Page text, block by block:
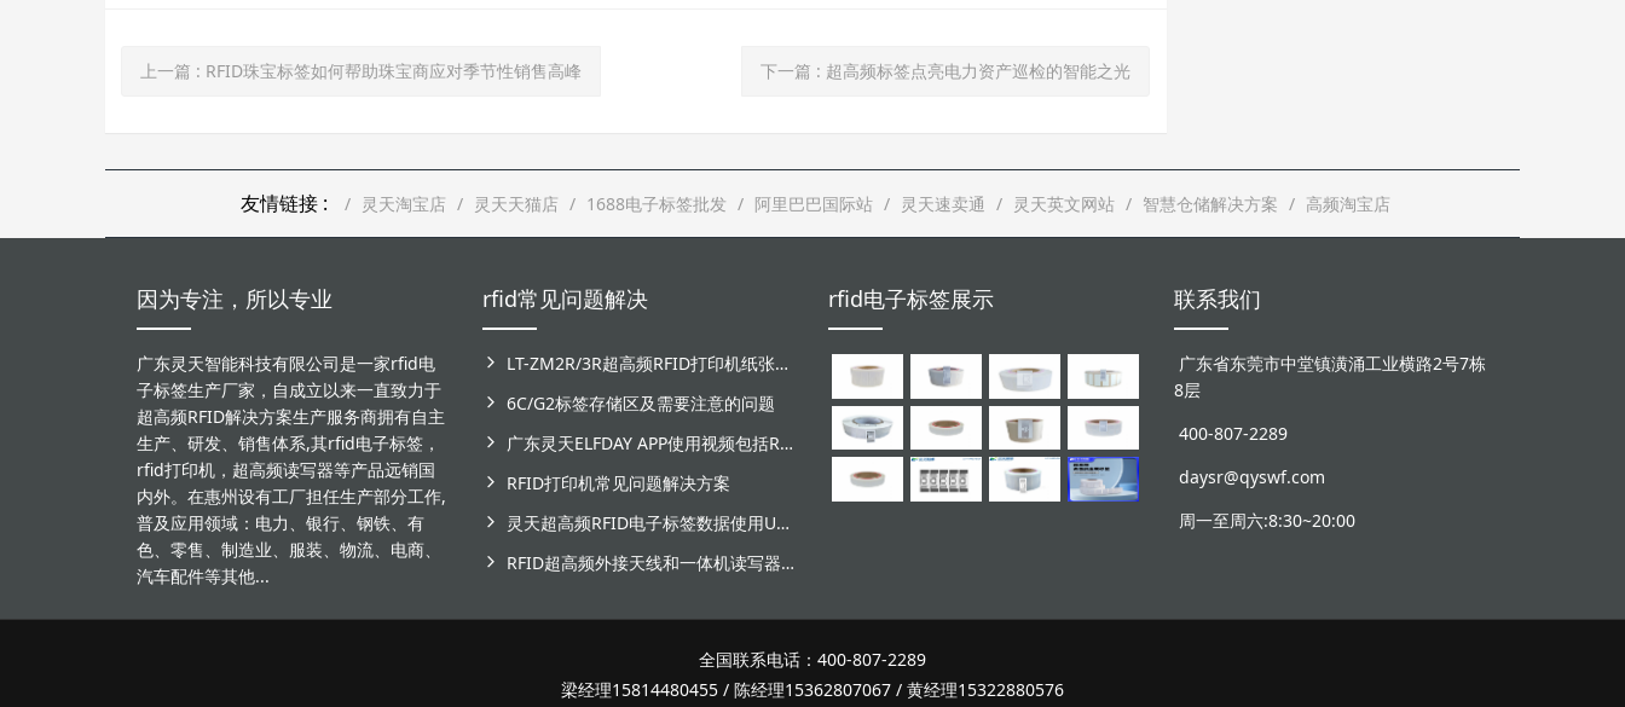
上一篇 : RFID珠宝标签如何帮助珠宝商应对季节性销售高峰 下一篇 : 超高频标签点亮电力资产巡检的智能之光
友情链接 : 灵天淘宝店 灵天天猫店 1688电子标签批发 阿里巴巴国际站 灵天速卖通 灵天英文网站 智慧仓储解决方案 高频淘宝店
因为专注，所以专业
广东灵天智能科技有限公司是一家rfid电
子标签生产厂家，自成立以来一直致力于
超高频RFID解决方案生产服务商拥有自主
生产、研发、销售体系,其rfid电子标签，
rfid打印机，超高频读写器等产品远销国
内外。在惠州设有工厂担任生产部分工作,
普及应用领域：电力、银行、钢铁、有
色、零售、制造业、服装、物流、电商、
汽车配件等其他...
rfid常见问题解决
LT-ZM2R/3R超高频RFID打印机纸张和碳带安装视频
6C/G2标签存储区及需要注意的问题
广东灵天ELFDAY APP使用视频包括RFID超高频设备和NFC芯片标签感应
RFID打印机常见问题解决方案
灵天超高频RFID电子标签数据使用UHF读写器写入失败原因分析
RFID超高频外接天线和一体机读写器安装示意图
rfid电子标签展示 联系我们
广东省东莞市中堂镇潢涌工业横路2号7栋
8层
400-807-2289
daysr@qyswf.com
周一至周六:8:30~20:00
全国联系电话：400-807-2289
梁经理15814480455 / 陈经理15362807067 / 黄经理15322880576